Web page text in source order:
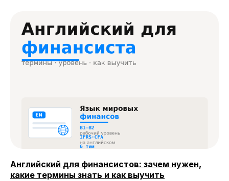
Английский для финансистов: зачем нужен,
какие термины знать и как выучить